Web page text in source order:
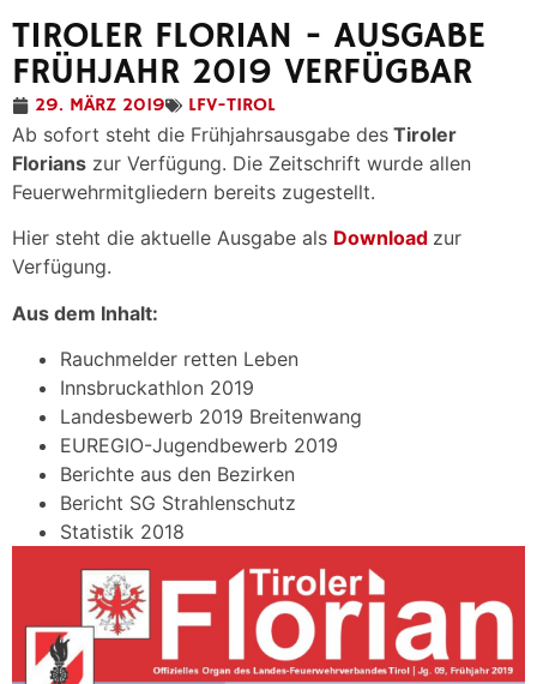
TIROLER FLORIAN - AUSGABE
FRÜHJAHR 2019 VERFÜGBAR
29. MÄRZ 2019
LFV-TIROL
Ab sofort steht die Frühjahrsausgabe des Tiroler
Florians zur Verfügung. Die Zeitschrift wurde allen
Feuerwehrmitgliedern bereits zugestellt.
Hier steht die aktuelle Ausgabe als Download zur
Verfügung.
Aus dem Inhalt:
Rauchmelder retten Leben
Innsbruckathlon 2019
Landesbewerb 2019 Breitenwang
EUREGIO-Jugendbewerb 2019
Berichte aus den Bezirken
Bericht SG Strahlenschutz
Statistik 2018